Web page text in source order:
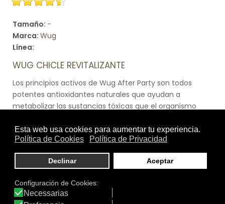
Tamaño: -
Marca: Wug
Línea:
WUG CHICLE REVITALIZANTE
Los principios activos de Wug After Party son todos
potentes antioxidantes naturales que ayudan a
metabolizar las sustancias tóxicas que el organismo
La toma de antioxidantes incentiva la oxigenación
celular y estimula las reacciones enzimáticas,
consiguiendo que se acelere la digestión del alcohol.
Además de las propiedades antioxidantes, el extracto de
las toxinas a través de la orina debido a sus propiedades
diuréticas.